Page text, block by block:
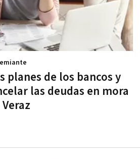
planes de los bancos y
las deudas en mora